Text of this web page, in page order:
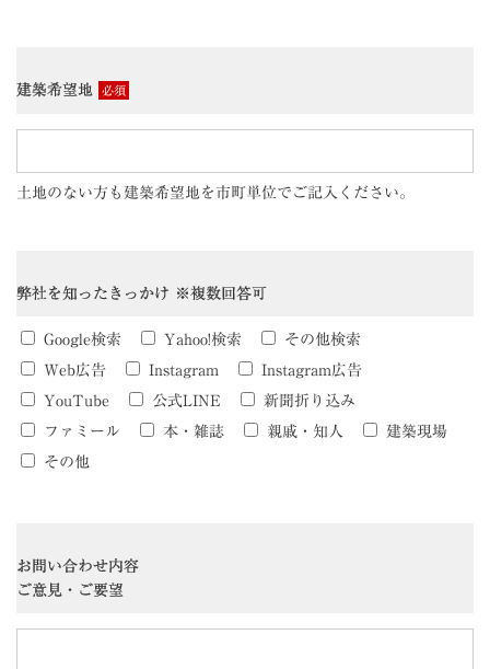
建築希望地 必須
土地のない方も建築希望地を市町単位でご記入ください。
弊社を知ったきっかけ ※複数回答可
Google検索 Yahoo!検索
その他検索
Web広告
Instagram
Instagram広告
YouTube
公式LINE
新聞折り込み
ファミール
本・雑誌 親戚・知人
建築現場
その他
お問い合わせ内容
ご意見・ご要望